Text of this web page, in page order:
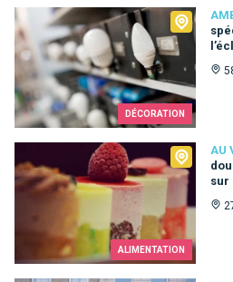
DÉCORATION
Ambiance Lumière - ADG
ALIMENTATION
AU
sur